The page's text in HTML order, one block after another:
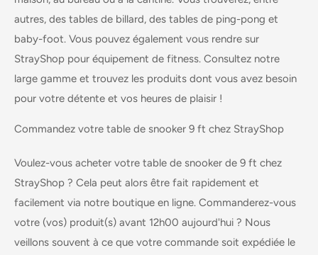
autres, des tables de billard, des tables de ping-pong et
baby-foot. Vous pouvez également vous rendre sur
StrayShop pour équipement de fitness. Consultez notre
large gamme et trouvez les produits dont vous avez besoin
pour votre détente et vos heures de plaisir !
Commandez votre table de snooker 9 ft chez StrayShop
Voulez-vous acheter votre table de snooker de 9 ft chez
StrayShop ? Cela peut alors être fait rapidement et
facilement via notre boutique en ligne. Commanderez-vous
votre (vos) produit(s) avant 12h00 aujourd'hui ? Nous
veillons souvent à ce que votre commande soit expédiée le